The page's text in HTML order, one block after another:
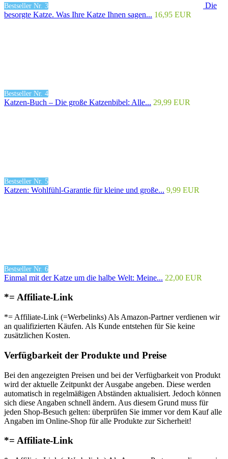
Bestseller Nr. 3
Die
besorgte Katze. Was Ihre Katze Ihnen sagen... 16,95 EUR
Bestseller Nr. 4
Katzen-Buch – Die große Katzenbibel: Alle... 29,99 EUR
Bestseller Nr. 5
Katzen: Wohlfühl-Garantie für kleine und große... 9,99 EUR
Bestseller Nr. 6
Einmal mit der Katze um die halbe Welt: Meine... 22,00 EUR
*= Affiliate-Link
*= Affiliate-Link (=Werbelinks) Als Amazon-Partner verdienen wir
an qualifizierten Käufen. Als Kunde entstehen für Sie keine
zusätzlichen Kosten.
Verfügbarkeit der Produkte und Preise
Bei den angezeigten Preisen und bei der Verfügbarkeit von Produkt
wird der aktuelle Zeitpunkt der Ausgabe angeben. Diese werden
automatisch in regelmäßigen Abständen aktualisiert. Jedoch können
sich diese Angaben schnell ändern. Aus diesem Grund muss für
jeden Shop-Besuch gelten: überprüfen Sie immer vor dem Kauf alle
Angaben im Online-Shop für alle Produkte zur Sicherheit!
*= Affiliate-Link